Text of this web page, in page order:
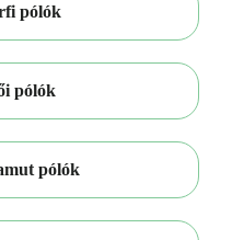
pólók
pólók
pólók